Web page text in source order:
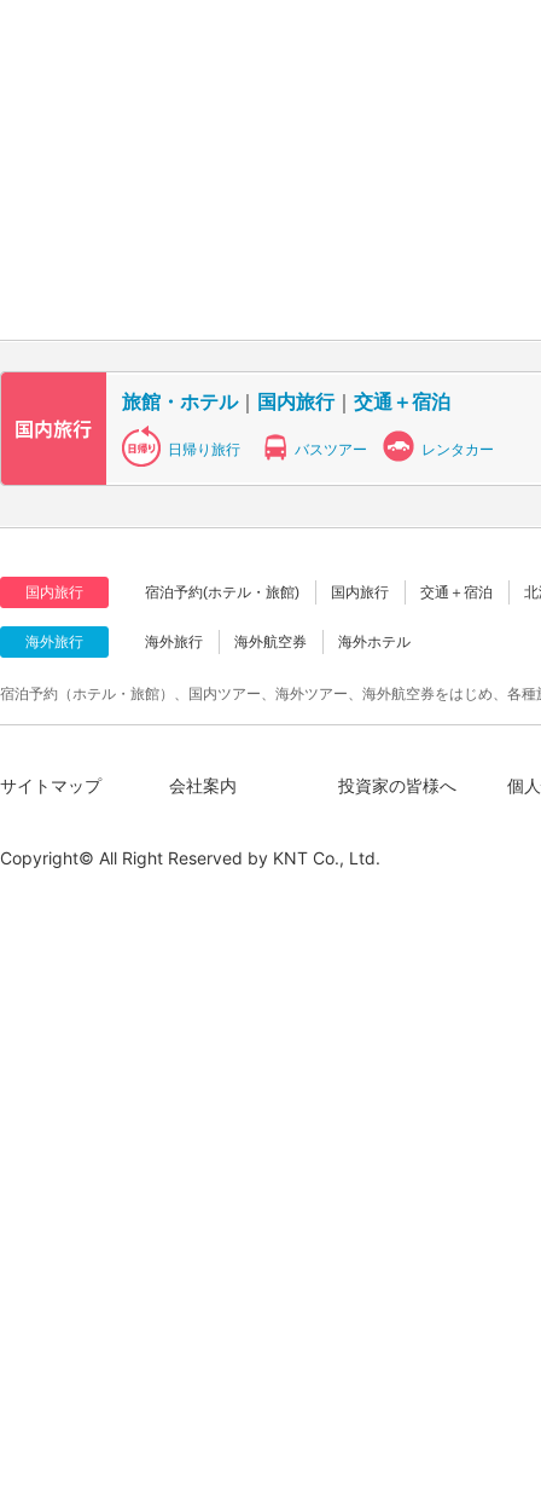
旅館・ホテル｜ 国内旅行｜ 交通＋宿泊
日帰り旅行 バスツアー レンタカー
国内旅行 宿泊予約(ホテル・旅館) 国内旅行 交通＋宿泊
海外旅行 海外旅行 海外航空券 海外ホテル
宿泊予約（ホテル・旅館）、国内ツアー、海外ツアー、海外航空券をはじめ、各
サイトマップ 会社案内 投資家の皆様へ 個
Copyright© All Right Reserved by KNT Co., Ltd.